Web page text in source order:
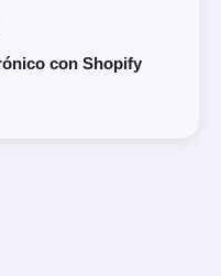
con Shopify